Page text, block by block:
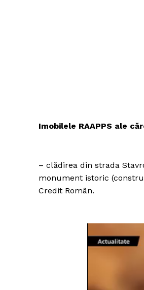
Imobilele RAAPPS ale
– clădirea din strada
monument istoric
Credit Român.